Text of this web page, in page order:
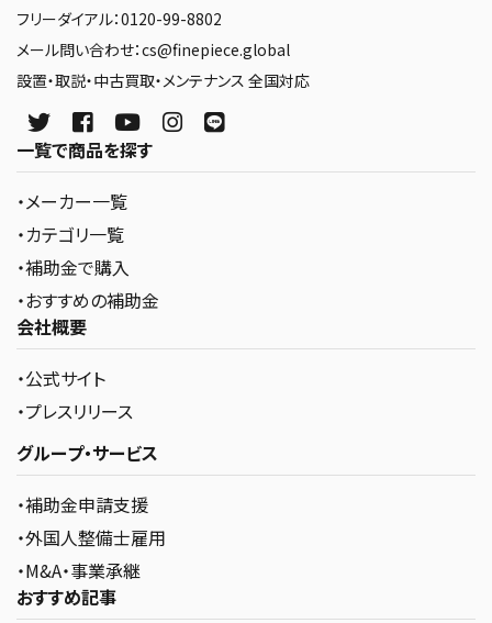
フリーダイアル：0120-99-8802
メール問い合わせ：cs@finepiece.global
設置・取説・中古買取・メンテナンス 全国対応
一覧で商品を探す
・メーカー一覧
・カテゴリ一覧
・補助金で購入
・おすすめの補助金
会社概要
・公式サイト
・プレスリリース
グループ・サービス
・補助金申請支援
・外国人整備士雇用
・M&A・事業承継
おすすめ記事